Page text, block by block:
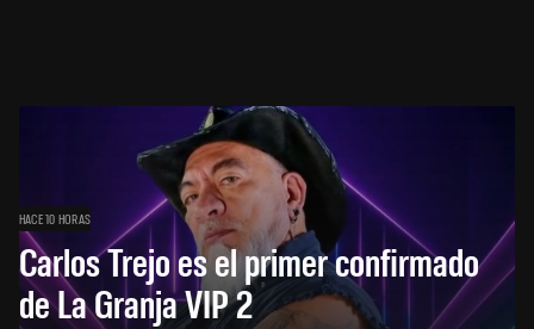
HACE 10 HORAS
Carlos Trejo es el primer confirmado
de La Granja VIP 2